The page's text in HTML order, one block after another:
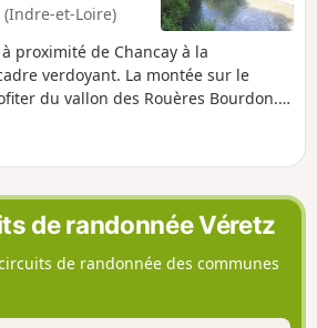
(Indre-et-Loire)
proximité de Chancay à la
verdoyant. La montée sur le
du vallon des Rouères Bourdon.
sur Chancay. La voie verte permet
fin de circuit, la Brenne. Agréable
du bourg.
de randonnée Véretz
de randonnée des communes